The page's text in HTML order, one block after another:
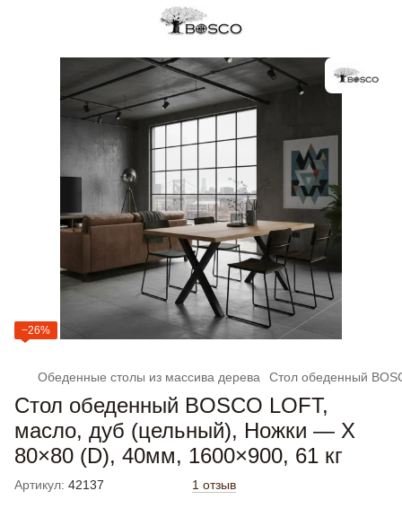
−26%
Обеденные столы из массива дерева Стол обеденный
Стол обеденный BOSCO LOFT,
масло, дуб (цельный), Ножки — X
80×80 (D), 40мм, 1600×900, 61 кг
Артикул: 42137 1 отзыв